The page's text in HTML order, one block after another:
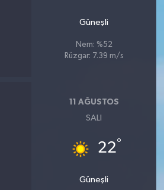
Güneşli
Nem: %52
Rüzgar: 7.39 m/s
11 AĞUSTOS
SALI
22°
Güneşli